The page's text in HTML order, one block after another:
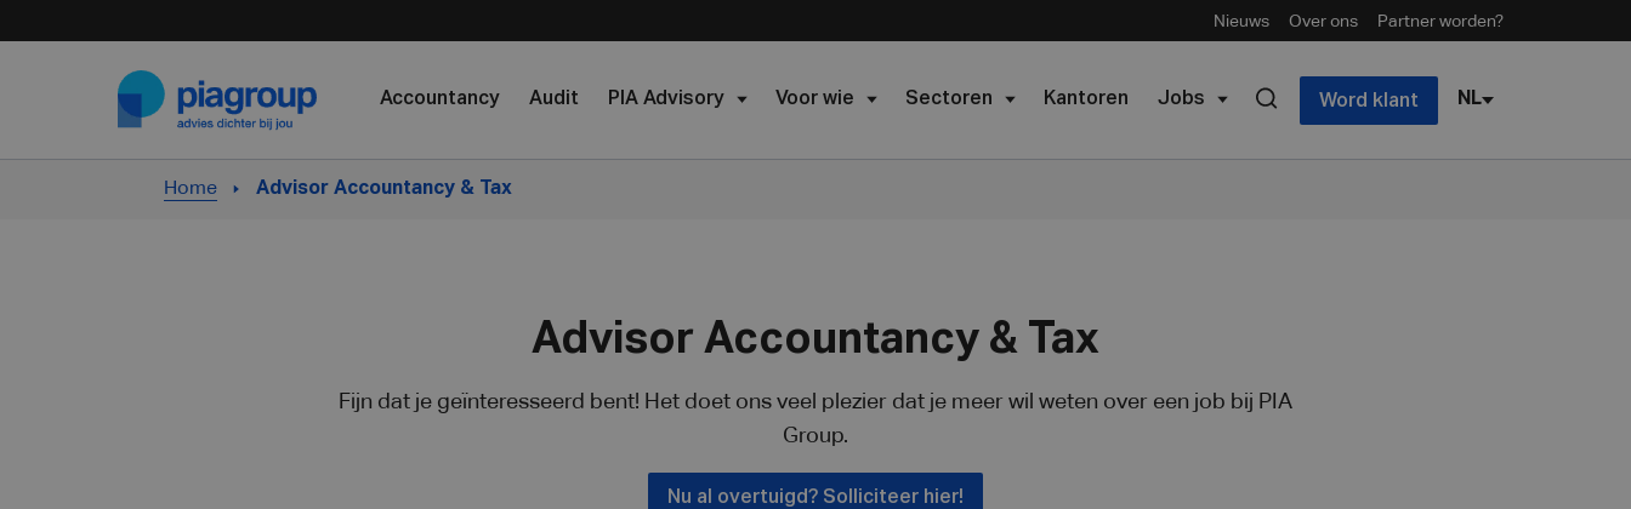
Nieuws Over ons Partner worden?
Accountancy Audit PIA Advisory Voor wie Sectoren Kantoren Jobs Word klant NL
Home Advisor Accountancy & Tax
Advisor Accountancy & Tax
Fijn dat je geïnteresseerd bent! Het doet ons veel plezier dat je meer wil weten over een job bij PIA
Group.
Nu al overtuigd? Solliciteer hier!